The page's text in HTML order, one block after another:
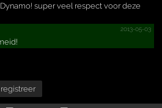
super veel respect voor deze
2013-05-03
registreer